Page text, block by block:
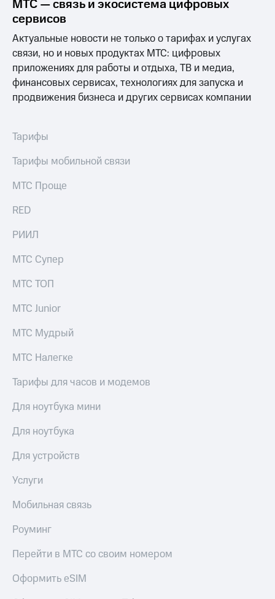
МТС — связь и экосистема цифровых
сервисов
Актуальные новости не только о тарифах и услугах
связи, но и новых продуктах МТС: цифровых
приложениях для работы и отдыха, ТВ и медиа,
финансовых сервисах, технологиях для запуска и
продвижения бизнеса и других сервисах компании
Тарифы
Тарифы мобильной связи
МТС Проще
RED
РИИЛ
МТС Супер
МТС ТОП
МТС Junior
МТС Мудрый
МТС Налегке
Тарифы для часов и модемов
Для ноутбука мини
Для ноутбука
Для устройств
Услуги
Мобильная связь
Роуминг
Перейти в МТС со своим номером
Оформить eSIM